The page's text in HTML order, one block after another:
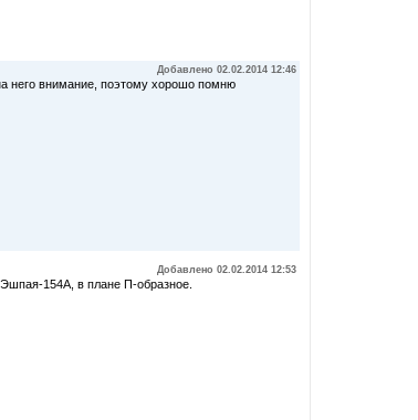
Добавлено 02.02.2014 12:46
него внимание, поэтому хорошо помню
Добавлено 02.02.2014 12:53
154А, в плане П-образное.